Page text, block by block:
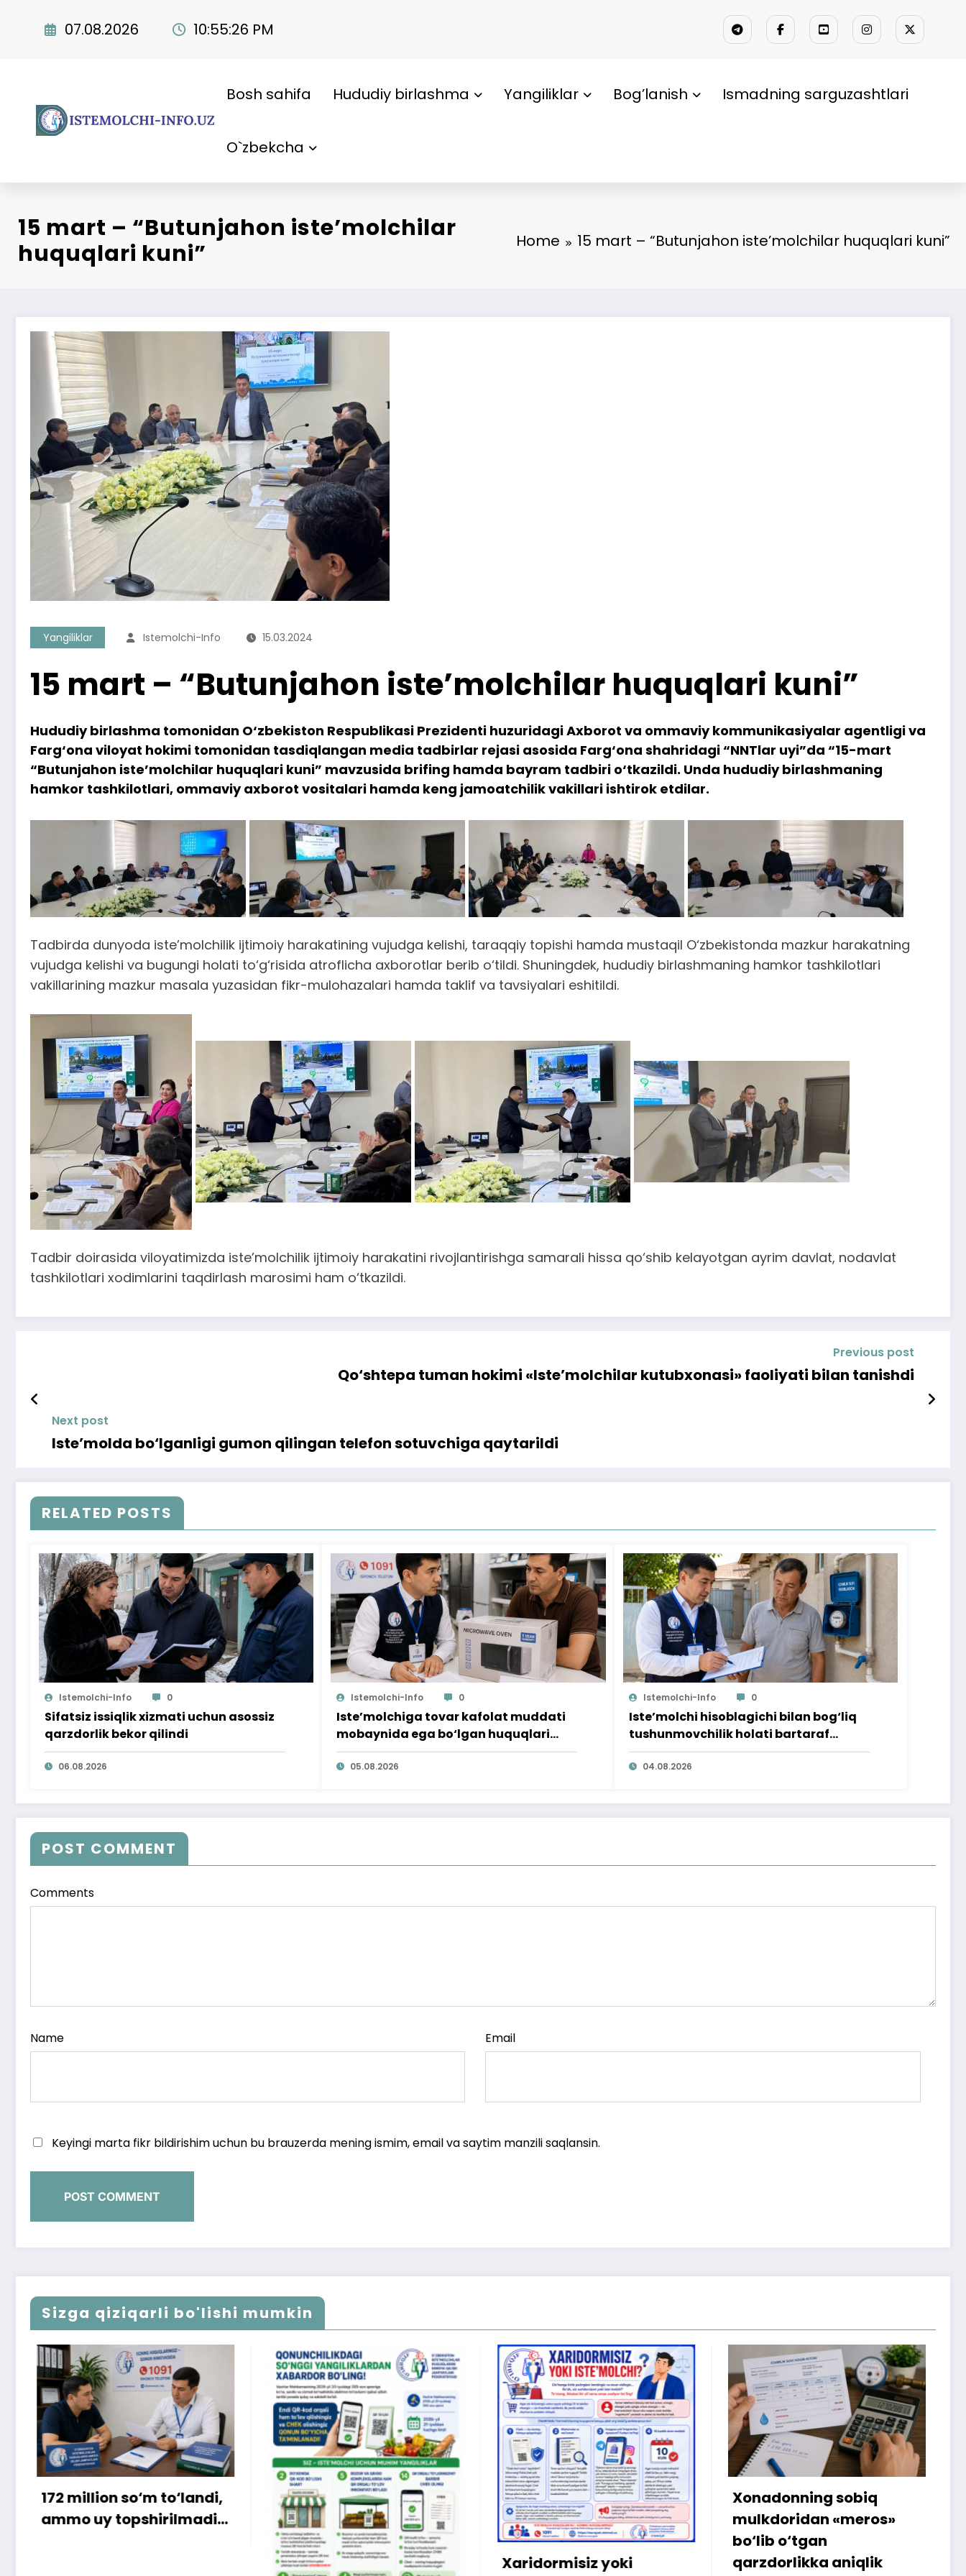
07.08.2026 10:55:27 PM
Bosh sahifa Hududiy birlashma Yangiliklar Bog’lanish Ismadning sarguzashtlari
O`zbekcha
15 mart – “Butunjahon iste’molchilar
huquqlari kuni”
Home 15 mart – “Butunjahon iste’molchilar huquqlari kuni”
Yangiliklar Istemolchi-Info 15.03.2024
15 mart – “Butunjahon iste’molchilar huquqlari kuni”
Hududiy birlashma tomonidan O‘zbekiston Respublikasi Prezidenti huzuridagi Axborot va ommaviy kommunikasiyalar agentligi va
Farg‘ona viloyat hokimi tomonidan tasdiqlangan media tadbirlar rejasi asosida Farg‘ona shahridagi “NNTlar uyi”da “15-mart
“Butunjahon iste’molchilar huquqlari kuni” mavzusida brifing hamda bayram tadbiri o‘tkazildi. Unda hududiy birlashmaning
hamkor tashkilotlari, ommaviy axborot vositalari hamda keng jamoatchilik vakillari ishtirok etdilar.
Tadbirda dunyoda iste’molchilik ijtimoiy harakatining vujudga kelishi, taraqqiy topishi hamda mustaqil O‘zbekistonda mazkur harakatning
vujudga kelishi va bugungi holati to‘g‘risida atroflicha axborotlar berib o‘tildi. Shuningdek, hududiy birlashmaning hamkor tashkilotlari
vakillarining mazkur masala yuzasidan fikr-mulohazalari hamda taklif va tavsiyalari eshitildi.
Tadbir doirasida viloyatimizda iste’molchilik ijtimoiy harakatini rivojlantirishga samarali hissa qo‘shib kelayotgan ayrim davlat, nodavlat
tashkilotlari xodimlarini taqdirlash marosimi ham o‘tkazildi.
Previous post
Qo‘shtepa tuman hokimi «Iste’molchilar kutubxonasi» faoliyati bilan tanishdi
Next post
Iste’molda bo‘lganligi gumon qilingan telefon sotuvchiga qaytarildi
RELATED POSTS
Istemolchi-Info 0
Sifatsiz issiqlik xizmati uchun asossiz
qarzdorlik bekor qilindi
06.08.2026
Istemolchi-Info 0
Iste’molchiga tovar kafolat muddati
mobaynida ega bo‘lgan huquqlari
ta’minlab berildi
05.08.2026
Istemolchi-Info 0
Iste’molchi hisoblagichi bilan bog‘liq
tushunmovchilik holati bartaraf
qilindi
04.08.2026
POST COMMENT
Comments
Name Email
Keyingi marta fikr bildirishim uchun bu brauzerda mening ismim, email va saytim manzili saqlansin.
Sizga qiziqarli bo'lishi mumkin
Xaridormisiz yoki
Xonadonning sobiq
mulkdoridan «meros»
bo‘lib o‘tgan
qarzdorlikka aniqlik
Internetdagi xarid
amalga oshmagani
sababli 300 ming so‘m
iste’molchiga qaytarildi